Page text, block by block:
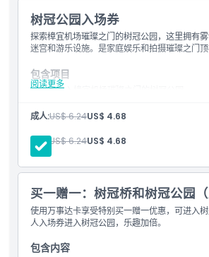
营业时间
需要了解的事项
位置
如何到达那里
如何兑换
着装要求
树冠公园入场券
探索樟宜机场璀璨之门的树冠公园，这里拥有雾
迷宫和游乐设施。是家庭娱乐和拍摄璀璨之门顶
阅读更多
包含项目
可进入樟宜机场璀璨之门的树冠公园
适合所有年龄段
成人:US$ 6.24US$ 4.68
儿童: US$ 6.24US$ 4.68
买一赠一：树冠桥和树冠公园（
使用万事达卡享受特别买一赠一优惠，可进入
人入场券进入树冠公园，乐趣加倍。
包含内容